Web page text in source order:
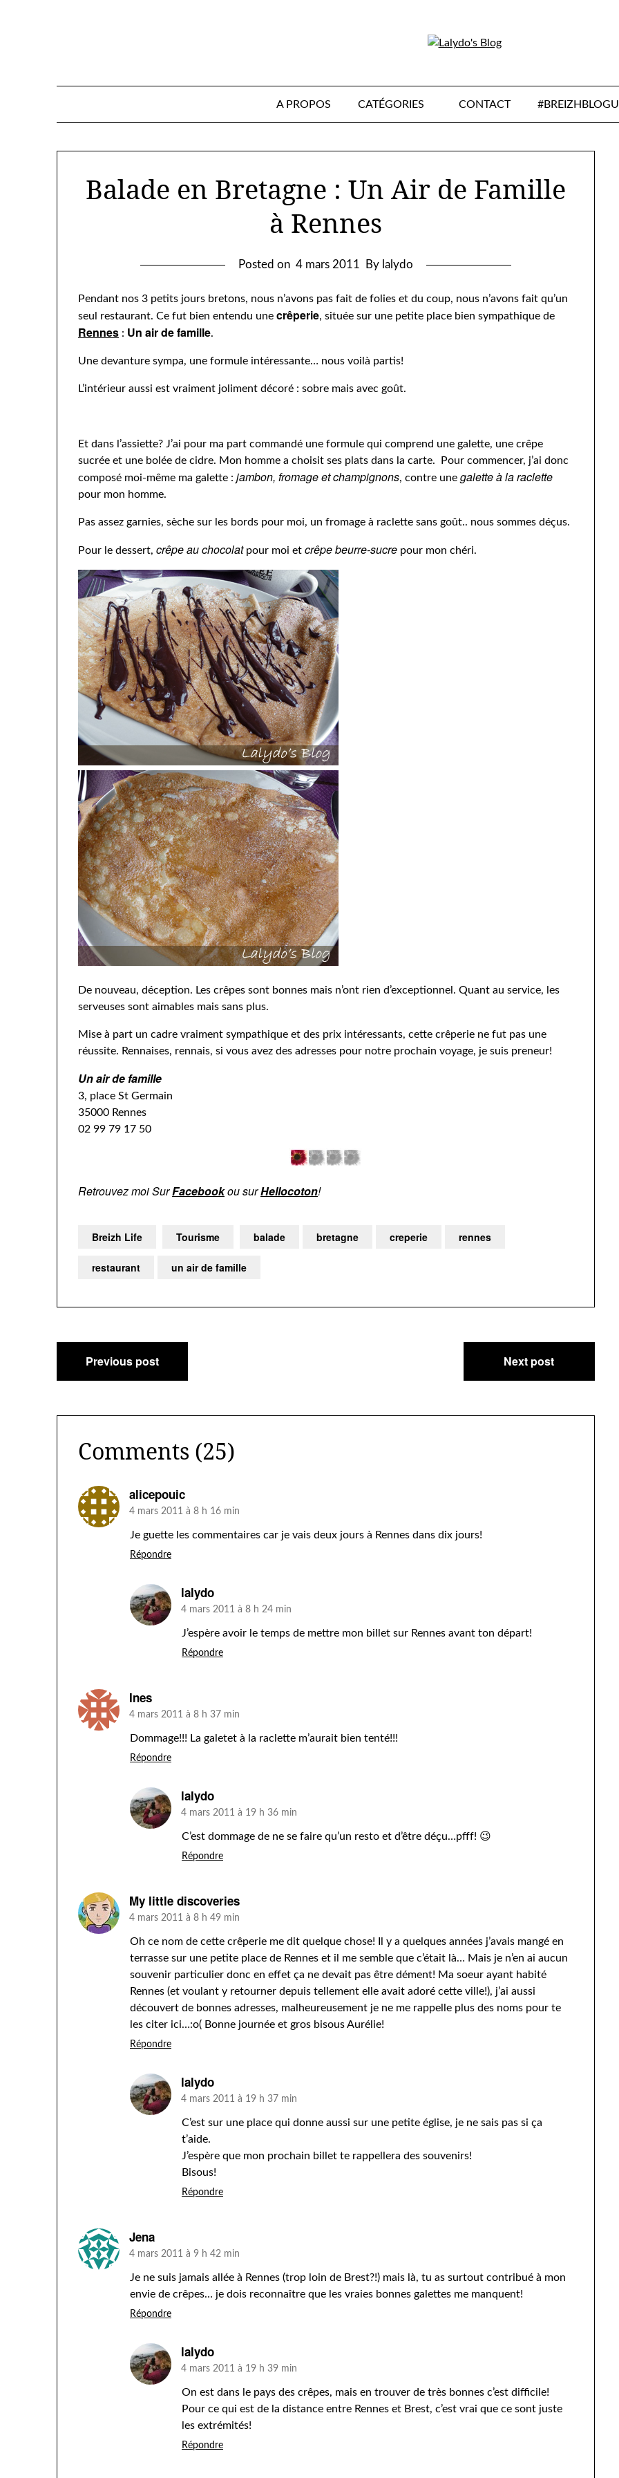
A PROPOS CATÉGORIES CONTACT
Balade en Bretagne : Un Air de Famille
à Rennes
Posted on 4 mars 2011 By lalydo
Pendant nos 3 petits jours bretons, nous n’avons pas fait de folies et du coup, nous n’avons fait qu’un
seul restaurant. Ce fut bien entendu une crêperie, située sur une petite place bien sympathique de
Rennes : Un air de famille.
Une devanture sympa, une formule intéressante… nous voilà partis!
L’intérieur aussi est vraiment joliment décoré : sobre mais avec goût.
Et dans l’assiette? J’ai pour ma part commandé une formule qui comprend une galette, une crêpe
sucrée et une bolée de cidre. Mon homme a choisit ses plats dans la carte. Pour commencer, j’ai donc
composé moi-même ma galette : jambon, fromage et champignons, contre une galette à la raclette
pour mon homme.
Pas assez garnies, sèche sur les bords pour moi, un fromage à raclette sans goût.. nous sommes déçus.
Pour le dessert, crêpe au chocolatpour moi et crêpe beurre-sucre pour mon chéri.
De nouveau, déception. Les crêpes sont bonnes mais n’ont rien d’exceptionnel. Quant au service, les
serveuses sont aimables mais sans plus.
Mise à part un cadre vraiment sympathique et des prix intéressants, cette crêperie ne fut pas une
réussite. Rennaises, rennais, si vous avez des adresses pour notre prochain voyage, je suis preneur!
Un air de famille
3, place St Germain
35000 Rennes
02 99 79 17 50
Retrouvez moi SurFacebookou surHellocoton!
Breizh Life Tourisme balade bretagne creperie rennes
restaurant un air de famille
Navigation
de
l’article
Previous post Next post
Comments (25)
alicepouic
4 mars 2011 à 8 h 16 min
Je guette les commentaires car je vais deux jours à Rennes dans dix jours!
Répondre
lalydo
4 mars 2011 à 8 h 24 min
J’espère avoir le temps de mettre mon billet sur Rennes avant ton départ!
Répondre
Ines
4 mars 2011 à 8 h 37 min
Dommage!!! La galetet à la raclette m’aurait bien tenté!!!
Répondre
lalydo
4 mars 2011 à 19 h 36 min
C’est dommage de ne se faire qu’un resto et d’être déçu…pfff! 😉
Répondre
My little discoveries
4 mars 2011 à 8 h 49 min
Oh ce nom de cette crêperie me dit quelque chose! Il y a quelques années j’avais mangé en
terrasse sur une petite place de Rennes et il me semble que c’était là… Mais je n’en ai aucun
souvenir particulier donc en effet ça ne devait pas être dément! Ma soeur ayant habité
Rennes (et voulant y retourner depuis tellement elle avait adoré cette ville!), j’ai aussi
découvert de bonnes adresses, malheureusement je ne me rappelle plus des noms pour te
les citer ici…:o( Bonne journée et gros bisous Aurélie!
Répondre
lalydo
4 mars 2011 à 19 h 37 min
C’est sur une place qui donne aussi sur une petite église, je ne sais pas si ça
t’aide.
J’espère que mon prochain billet te rappellera des souvenirs!
Bisous!
Répondre
Jena
4 mars 2011 à 9 h 42 min
Je ne suis jamais allée à Rennes (trop loin de Brest?!) mais là, tu as surtout contribué à mon
envie de crêpes… je dois reconnaître que les vraies bonnes galettes me manquent!
Répondre
lalydo
4 mars 2011 à 19 h 39 min
On est dans le pays des crêpes, mais en trouver de très bonnes c’est difficile!
Pour ce qui est de la distance entre Rennes et Brest, c’est vrai que ce sont juste
les extrémités!
Répondre